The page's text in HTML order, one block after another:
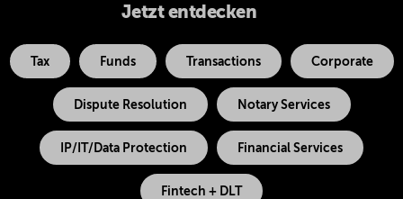
Jetzt entdecken
Tax Funds Transactions Corporate
Dispute Resolution Notary Services
IP/IT/Data Protection Financial Services
Fintech + DLT